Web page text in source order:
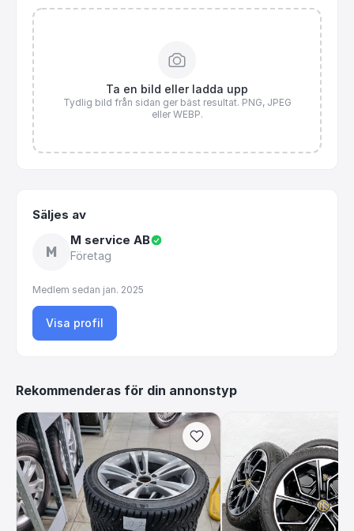
Ta en bild eller ladda upp
Tydlig bild från sidan ger bäst resultat. PNG, JPEG
eller WEBP.
Säljes av
M
M service AB
Företag
Medlem sedan jan. 2025
Visa profil
Rekommenderas för din annonstyp